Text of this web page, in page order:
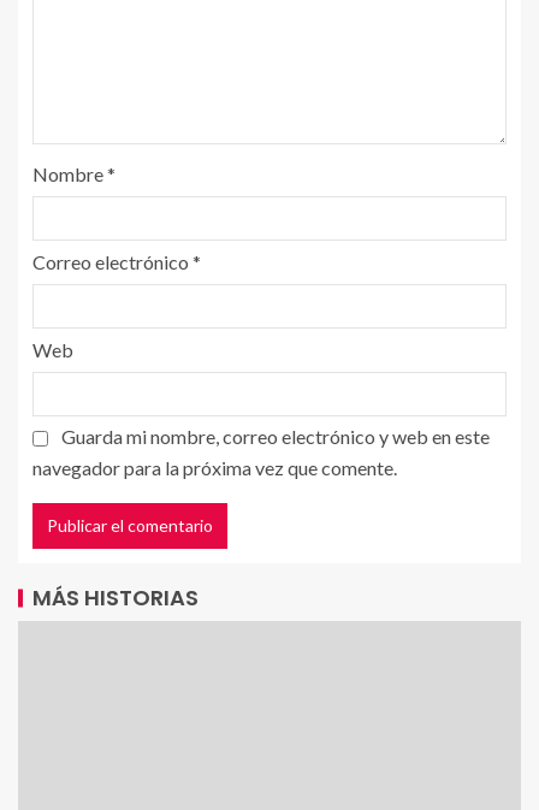
Nombre*
Correo electrónico *
Web
Guarda mi nombre, correo electrónico y web en este
navegador para la próxima vez que comente.
MÁS HISTORIAS